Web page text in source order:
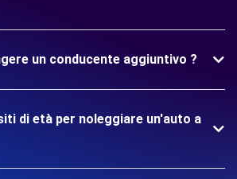
un conducente aggiuntivo ?
di età per noleggiare un'auto a